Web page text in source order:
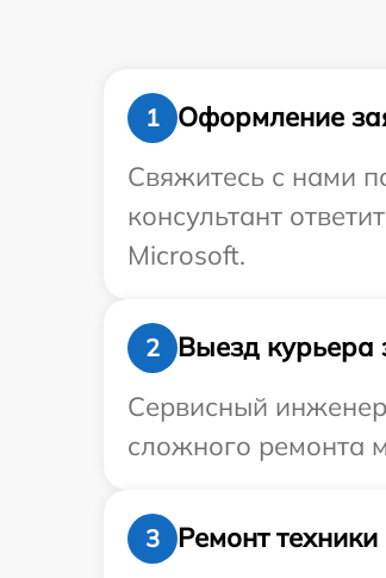
1
Оформление
Свяжитесь с нами
консультант
Microsoft.
2
Выезд курьера
Сервисный
сложного ремонта
3
Ремонт техники